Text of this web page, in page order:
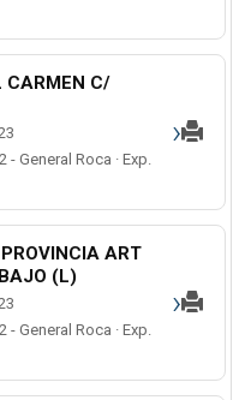
CARMEN C/
General Roca · Exp.
›
ART
(L)
General Roca · Exp.
›